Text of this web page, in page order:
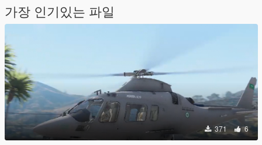
가장 인기있는 파일
371 6